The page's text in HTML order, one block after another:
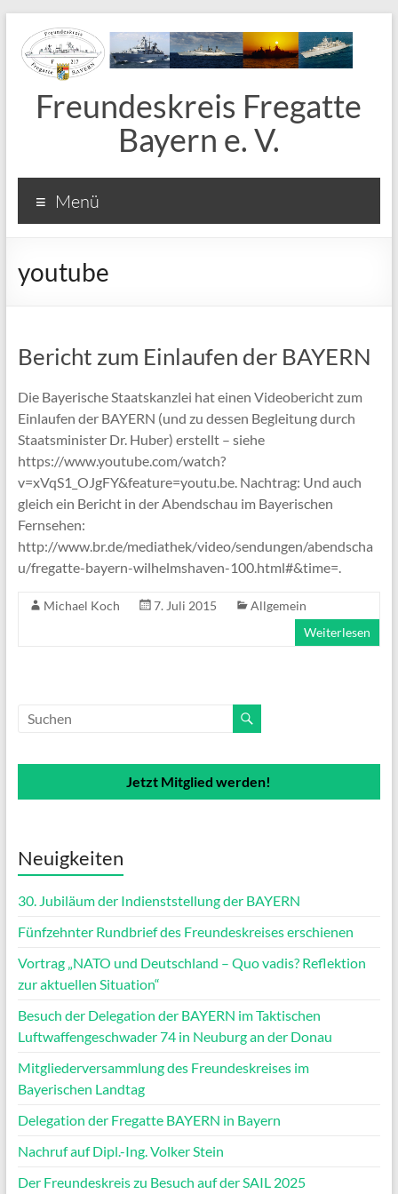
Freundeskreis Fregatte
Bayern e. V.
Menü
youtube
Bericht zum Einlaufen der BAYERN
Die Bayerische Staatskanzlei hat einen Videobericht zum
Einlaufen der BAYERN (und zu dessen Begleitung durch
Staatsminister Dr. Huber) erstellt – siehe
https://www.youtube.com/watch?
v=xVqS1_OJgFY&feature=youtu.be. Nachtrag: Und auch
gleich ein Bericht in der Abendschau im Bayerischen
Fernsehen:
http://www.br.de/mediathek/video/sendungen/abendscha
u/fregatte-bayern-wilhelmshaven-100.html#&time=.
Michael Koch 7. Juli 2015
Allgemein
Weiterlesen
Jetzt Mitglied werden!
Neuigkeiten
30. Jubiläum der Indienststellung der BAYERN
Fünfzehnter Rundbrief des Freundeskreises erschienen
Vortrag „NATO und Deutschland – Quo vadis? Reflektion
zur aktuellen Situation“
Besuch der Delegation der BAYERN im Taktischen
Luftwaffengeschwader 74 in Neuburg an der Donau
Mitgliederversammlung des Freundeskreises im
Bayerischen Landtag
Delegation der Fregatte BAYERN in Bayern
Nachruf auf Dipl.-Ing. Volker Stein
Der Freundeskreis zu Besuch auf der SAIL 2025